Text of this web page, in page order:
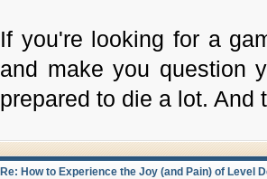
If you're looking for a
and make you question
prepared to die a lot. And
Re: How to Experience the Joy (and Pain) of Level